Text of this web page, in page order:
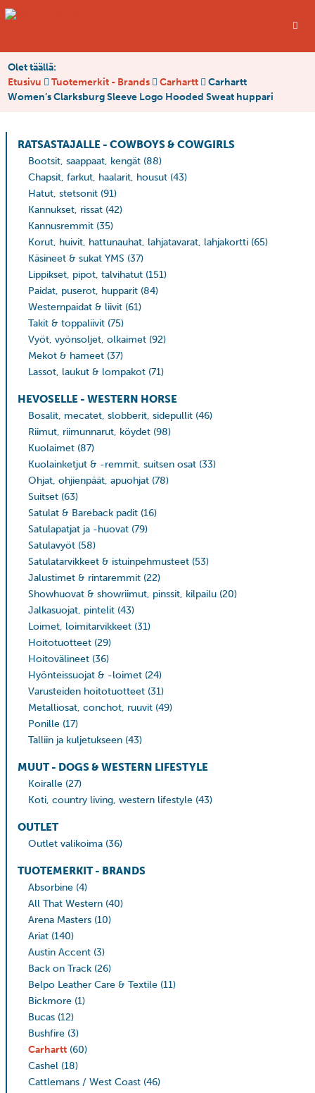
Olet täällä:
Etusivu
Tuotemerkit - Brands Carhartt
Carhartt
Women’s Clarksburg Sleeve Logo Hooded Sweat huppari
RATSASTAJALLE - COWBOYS & COWGIRLS
Bootsit, saappaat, kengät (88)
Chapsit, farkut, haalarit, housut (43)
Hatut, stetsonit (91)
Kannukset, rissat (42)
Kannusremmit (35)
Korut, huivit, hattunauhat, lahjatavarat, lahjakortti (65)
Käsineet & sukat YMS (37)
Lippikset, pipot, talvihatut (151)
Paidat, puserot, hupparit (84)
Westernpaidat & liivit (61)
Takit & toppaliivit (75)
Vyöt, vyönsoljet, olkaimet (92)
Mekot & hameet (37)
Lassot, laukut & lompakot (71)
HEVOSELLE - WESTERN HORSE
Bosalit, mecatet, slobberit, sidepullit (46)
Riimut, riimunnarut, köydet (98)
Kuolaimet (87)
Kuolainketjut & -remmit, suitsen osat (33)
Ohjat, ohjienpäät, apuohjat (78)
Suitset (63)
Satulat & Bareback padit (16)
Satulapatjat ja -huovat (79)
Satulavyöt (58)
Satulatarvikkeet & istuinpehmusteet (53)
Jalustimet & rintaremmit (22)
Showhuovat & showriimut, pinssit, kilpailu (20)
Jalkasuojat, pintelit (43)
Loimet, loimitarvikkeet (31)
Hoitotuotteet (29)
Hoitovälineet (36)
Hyönteissuojat & -loimet (24)
Varusteiden hoitotuotteet (31)
Metalliosat, conchot, ruuvit (49)
Ponille (17)
Talliin ja kuljetukseen (43)
MUUT - DOGS & WESTERN LIFESTYLE
Koiralle (27)
Koti, country living, western lifestyle (43)
OUTLET
Outlet valikoima (36)
TUOTEMERKIT - BRANDS
Absorbine (4)
All That Western (40)
Arena Masters (10)
Ariat (140)
Austin Accent (3)
Back on Track (26)
Belpo Leather Care & Textile (11)
Bickmore (1)
Bucas (12)
Bushfire (3)
Carhartt (60)
Cashel (18)
Cattlemans / West Coast (46)